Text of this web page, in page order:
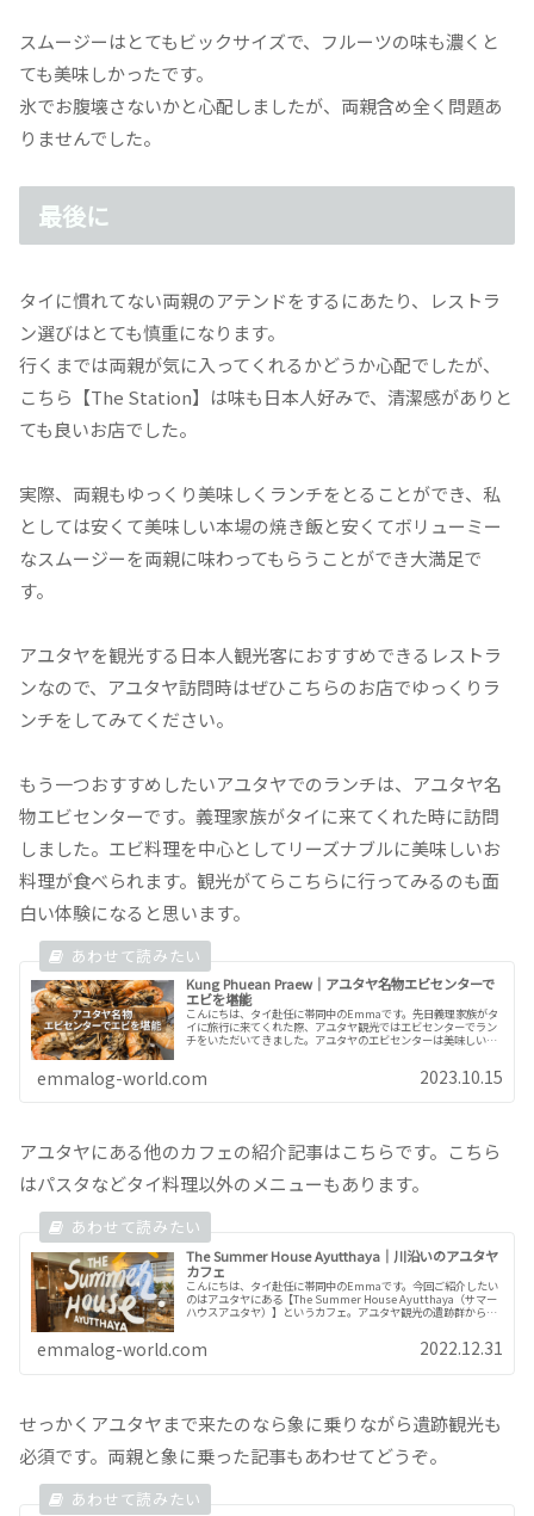
スムージーはとてもビックサイズで、フルーツの味も濃くと
ても美味しかったです。
氷でお腹壊さないかと心配しましたが、両親含め全く問題あ
りませんでした。
最後に
タイに慣れてない両親のアテンドをするにあたり、レストラ
ン選びはとても慎重になります。
行くまでは両親が気に入ってくれるかどうか心配でしたが、
こちら【The Station】は味も日本人好みで、清潔感がありと
ても良いお店でした。
実際、両親もゆっくり美味しくランチをとることができ、私
としては安くて美味しい本場の焼き飯と安くてボリューミー
なスムージーを両親に味わってもらうことができ大満足で
す。
アユタヤを観光する日本人観光客におすすめできるレストラ
ンなので、アユタヤ訪問時はぜひこちらのお店でゆっくりラ
ンチをしてみてください。
もう一つおすすめしたいアユタヤでのランチは、アユタヤ名
物エビセンターです。義理家族がタイに来てくれた時に訪問
しました。エビ料理を中心としてリーズナブルに美味しいお
料理が食べられます。観光がてらこちらに行ってみるのも面
白い体験になると思います。
Kung Phuean Praew｜アユタヤ名物エビセンターで
エビを堪能
こんにちは、タイ赴任に帯同中のEmmaです。先日義理家族がタ
イに旅行に来てくれた際、アユタヤ観光ではエビセンターでラン
チをいただいてきました。アユタヤのエビセンターは美味しいエ
emmalog-world.com 2023.10.15
アユタヤにある他のカフェの紹介記事はこちらです。こちら
はパスタなどタイ料理以外のメニューもあります。
The Summer House Ayutthaya｜川沿いのアユタヤ
カフェ
こんにちは、タイ赴任に帯同中のEmmaです。今回ご紹介したい
のはアユタヤにある【The Summer House Ayutthaya（サマー
ハウスアユタヤ）】というカフェ。アユタヤ観光の遺跡群からも
emmalog-world.com 2022.12.31
せっかくアユタヤまで来たのなら象に乗りながら遺跡観光も
必須です。両親と象に乗った記事もあわせてどうぞ。